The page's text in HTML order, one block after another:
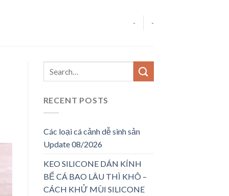
- -
RECENT POSTS
Các loại cá cảnh dễ sinh sản
Update 08/2026
KEO SILICONE DÁN KÍNH
BỂ CÁ BAO LÂU THÌ KHÔ –
CÁCH KHỬ MÙI SILICONE